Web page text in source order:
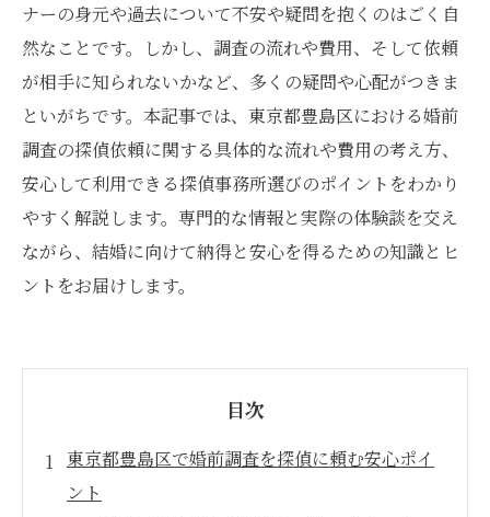
ナーの身元や過去について不安や疑問を抱くのはごく自
然なことです。しかし、調査の流れや費用、そして依頼
が相手に知られないかなど、多くの疑問や心配がつきま
といがちです。本記事では、東京都豊島区における婚前
調査の探偵依頼に関する具体的な流れや費用の考え方、
安心して利用できる探偵事務所選びのポイントをわかり
やすく解説します。専門的な情報と実際の体験談を交え
ながら、結婚に向けて納得と安心を得るための知識とヒ
ントをお届けします。
目次
東京都豊島区で婚前調査を探偵に頼む安心ポイ
ント